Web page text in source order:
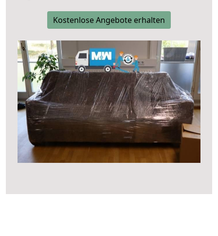
Kostenlose Angebote erhalten